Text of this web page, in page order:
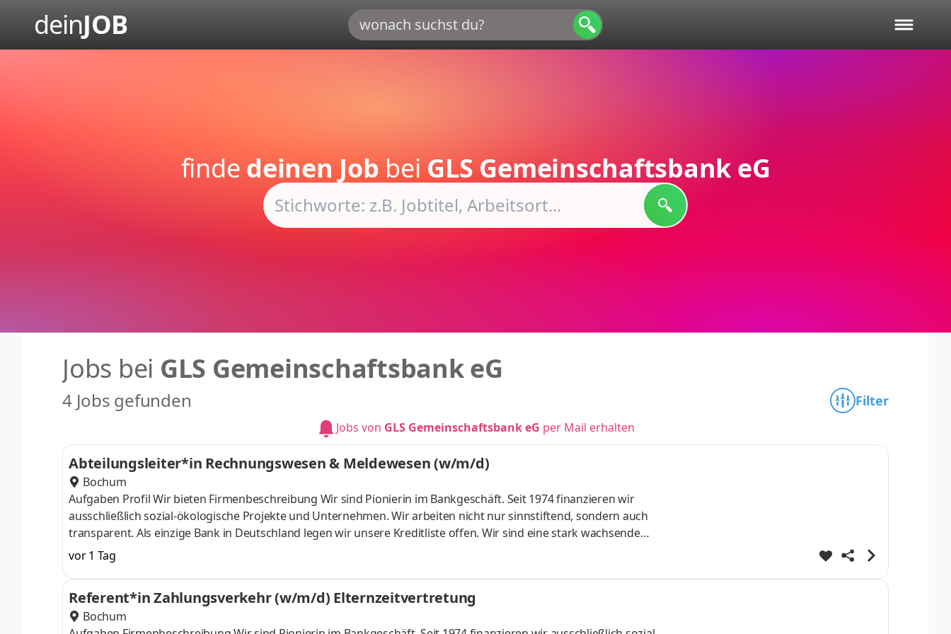
deinJOB
finde deinen Job beiGLS Gemeinschaftsbank eG
Jobs bei GLS Gemeinschaftsbank eG
4 Jobs gefunden Filter
Jobs von GLS Gemeinschaftsbank eG per Mail erhalten
Abteilungsleiter*in Rechnungswesen & Meldewesen (w/m/d)
Bochum
Aufgaben Profil Wir bieten Firmenbeschreibung Wir sind Pionierin im Bankgeschäft. Seit 1974 finanzieren wir
ausschließlich sozial-ökologische Projekte und Unternehmen. Wir arbeiten nicht nur sinnstiftend, sondern auch
transparent. Als einzige Bank in Deutschland legen wir unsere Kreditliste offen. Wir sind eine stark wachsende
Gemeinschaft, die Zukunft aktiv mitgestaltet. Hier erfährst Du mehr zu uns! Die Funktion trägt die
Gesamtverantwortung für die verlässliche, regelkonforme und termingerechte Erstellung der Einzel- und
Konzernabschlüsse der Bank. Sie stellt die Qualität und Integrität der Finanzinformationen sicher und gewährleistet
damit Transparenz gegenüber internen Entscheidungsträg
vor 1 Tag
Referent*in Zahlungsverkehr (w/m/d) Elternzeitvertretung
Bochum